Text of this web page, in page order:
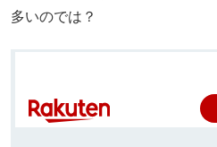
多いのでは？